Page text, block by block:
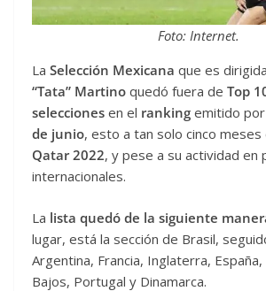
Foto: Internet.
La Selección Mexicana que es
“Tata” Martino quedó fuera de Top
selecciones en el ranking emitido por
de junio, esto a tan solo cinco meses
Qatar 2022, y pese a su actividad en
internacionales.
La lista quedó de la siguiente
lugar, está la sección de Brasil,
Argentina, Francia, Inglaterra,
Bajos, Portugal y Dinamarca.